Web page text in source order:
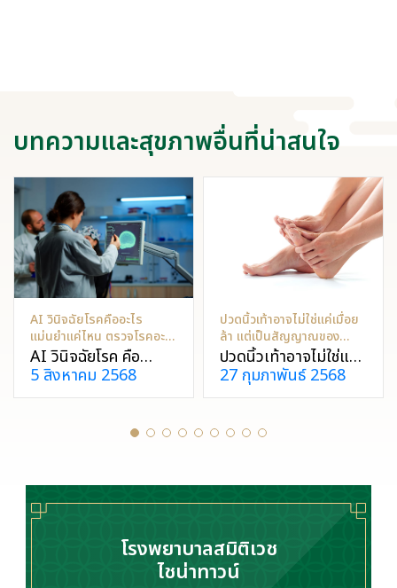
บทความและสุขภาพอื่นที่น่าสนใจ
AI วินิจฉัยโรคคืออะไร
แม่นยำแค่ไหน ตรวจโรคอะไร
ได้บ้าง?
AI วินิจฉัยโรค คือ
การนำเทคโนโลยีปัญญา
ประดิษฐ์มาใช้ในการเป็น
ผู้ช่วยวินิจฉัยให้กับ
แพทย์ ช่วยเพิ่มความ
ข้อมูลจำนวนมากใน
เวลาสั้น ๆ
5 สิงหาคม 2568
ปวดนิ้วเท้าอาจไม่ใช่แค่เมื่อย
ล้า แต่เป็นสัญญาณของ
ปัญหาสุขภาพ!
ปวดนิ้วเท้าอาจไม่ใช่แค่
อาการทั่วไป แต่เป็น
สัญญาณที่บอกปัญหา
สุขภาพที่ซ่อนอยู่ มา
ทำความรู้จักสาเหตุและ
บรรเทาและป้องกันไม่ให้
อาการแย่ลง
27 กุมภาพันธ์ 2568
โรงพยาบาลสมิติเวช
ไชน่าทาวน์